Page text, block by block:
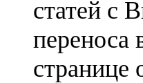
статей с
переноса
странице